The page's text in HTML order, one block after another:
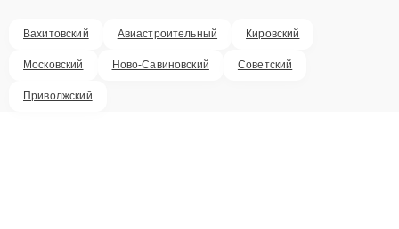
Вахитовский Авиастроительный Кировский
Московский Ново-Савиновский Советский
Приволжский